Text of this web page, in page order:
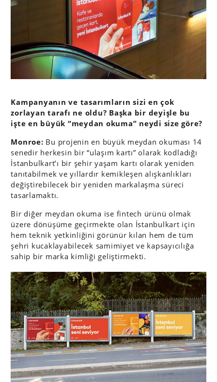
Kampanyanın ve tasarımların sizi en çok
zorlayan tarafı ne oldu? Başka bir deyişle bu
işte en büyük “meydan okuma” neydi size göre?
Monroe: Bu projenin en büyük meydan okuması 14
senedir herkesin bir “ulaşım kartı” olarak kodladığı
İstanbulkart’ı bir şehir yaşam kartı olarak yeniden
tanıtabilmek ve yıllardır kemikleşen alışkanlıkları
değiştirebilecek bir yeniden markalaşma süreci
tasarlamaktı.
Bir diğer meydan okuma ise fintech ürünü olmak
üzere dönüşüme geçirmekte olan İstanbulkart için
hem teknik yetkinliğini görünür kılan hem de tüm
şehri kucaklayabilecek samimiyet ve kapsayıcılığa
sahip bir marka kimliği geliştirmekti.